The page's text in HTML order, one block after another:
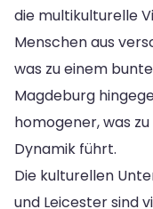
die multikulturelle
Menschen aus
was zu einem
Magdeburg
homogener, was
Dynamik führt.
Die kulturellen
und Leicester sind